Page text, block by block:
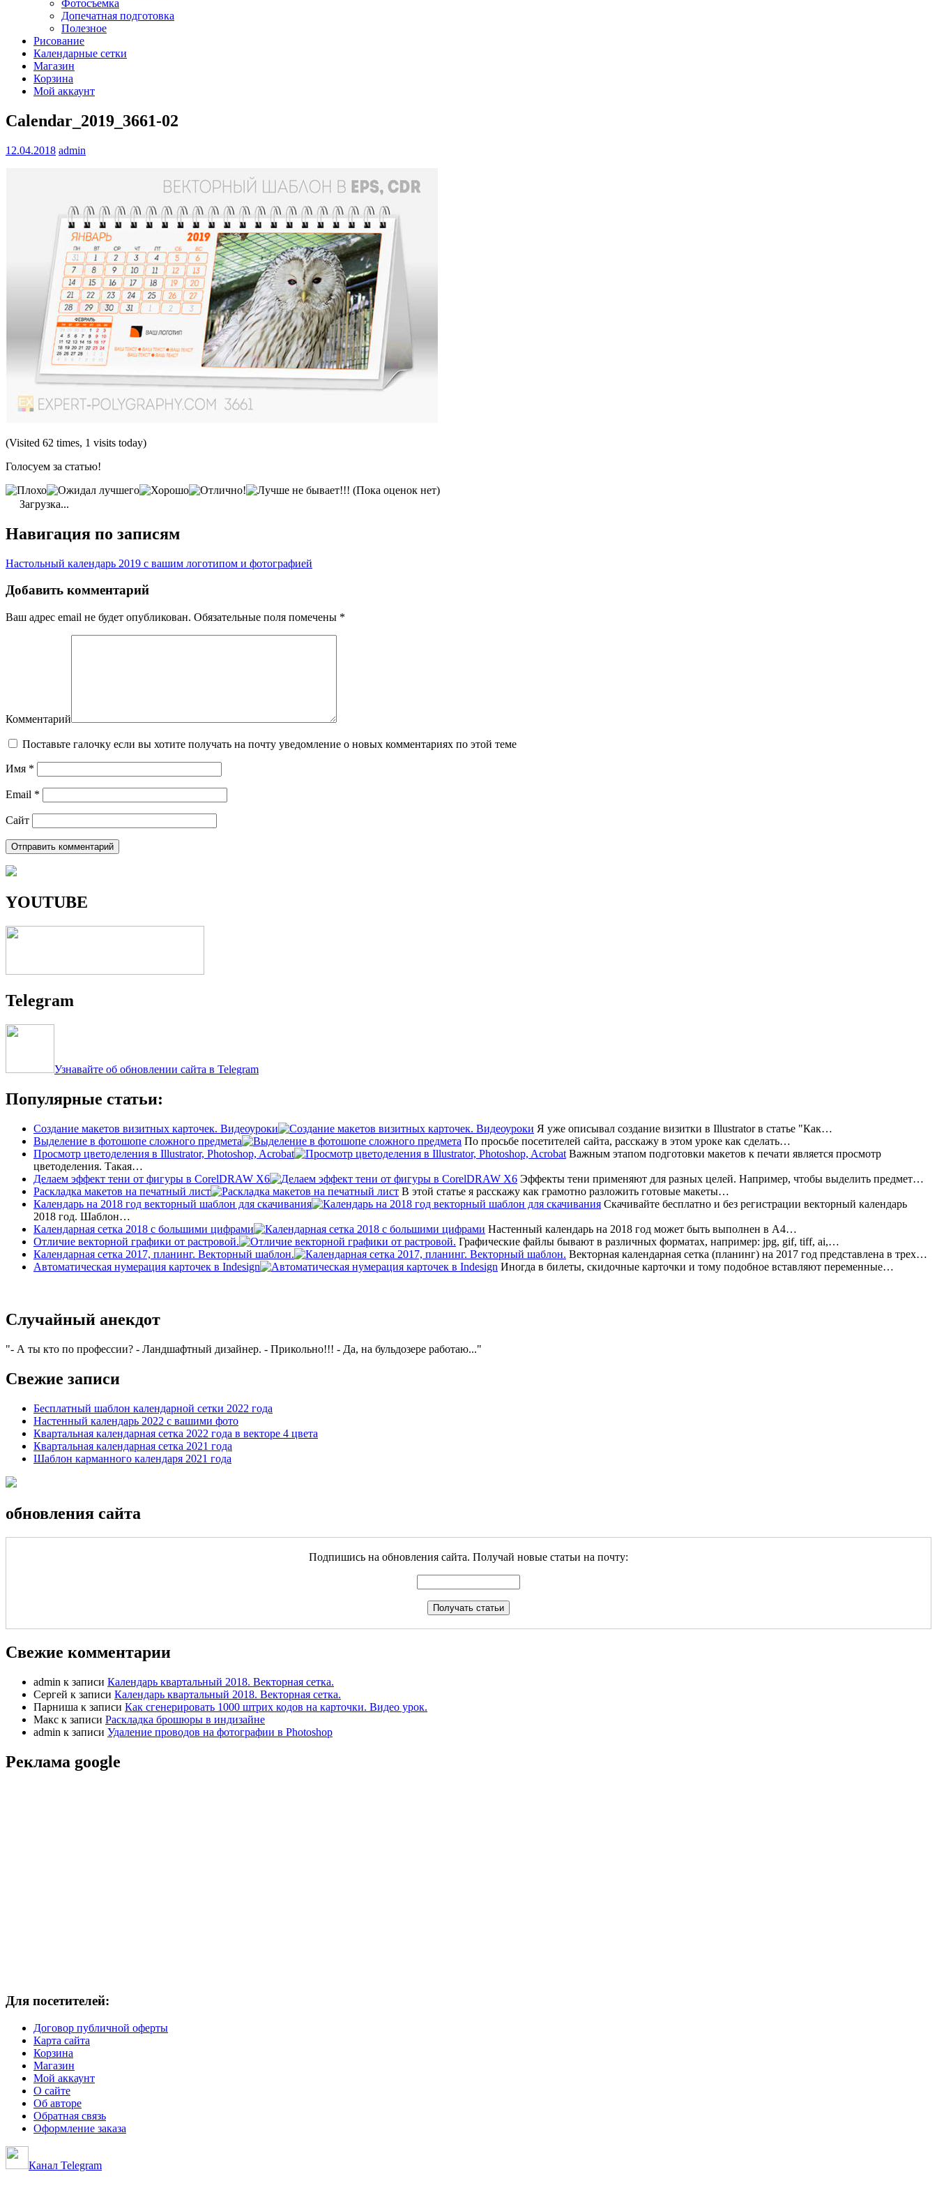
Фотосъемка
Допечатная подготовка
Полезное
Рисование
Календарные сетки
Магазин
Корзина
Мой аккаунт
Calendar_2019_3661-02
12.04.2018 admin
(Visited 62 times, 1 visits today)
Голосуем за статью!
(Пока оценок нет)
Загрузка...
Навигация по записям
Настольный календарь 2019 с вашим логотипом и фотографией
Добавить комментарий
Ваш адрес email не будет опубликован. Обязательные поля помечены *
Комментарий
Поставьте галочку если вы хотите получать на почту уведомление о новых комментариях по этой теме
Имя *
Email *
Сайт
YOUTUBE
Telegram
Узнавайте об обновлении сайта в Telegram
Популярные статьи:
Создание макетов визитных карточек. Видеоуроки
Я уже описывал создание визитки в Illustrator в статье "Как…
Выделение в фотошопе сложного предмета
По просьбе посетителей сайта, расскажу в этом уроке как сделать…
Просмотр цветоделения в Illustrator, Photoshop, Acrobat
Важным этапом подготовки макетов к печати является просмотр
цветоделения. Такая…
Делаем эффект тени от фигуры в CorelDRAW X6
Эффекты тени применяют для разных целей. Например, чтобы выделить предмет…
Раскладка макетов на печатный лист
В этой статье я расскажу как грамотно разложить готовые макеты…
Календарь на 2018 год векторный шаблон для скачивания
Скачивайте бесплатно и без регистрации векторный календарь
2018 год. Шаблон…
Календарная сетка 2018 с большими цифрами
Настенный календарь на 2018 год может быть выполнен в А4…
Отличие векторной графики от растровой.
Графические файлы бывают в различных форматах, например: jpg, gif, tiff, ai,…
Календарная сетка 2017, планинг. Векторный шаблон.
Векторная календарная сетка (планинг) на 2017 год представлена в трех…
Автоматическая нумерация карточек в Indesign
Иногда в билеты, скидочные карточки и тому подобное вставляют переменные…
Случайный анекдот
- А ты кто по профессии? - Ландшафтный дизайнер. - Прикольно!!! - Да, на бульдозере работаю...
Свежие записи
Бесплатный шаблон календарной сетки 2022 года
Настенный календарь 2022 с вашими фото
Квартальная календарная сетка 2022 года в векторе 4 цвета
Квартальная календарная сетка 2021 года
Шаблон карманного календаря 2021 года
обновления сайта
Подпишись на обновления сайта. Получай новые статьи на почту:
Свежие комментарии
admin к записи Календарь квартальный 2018. Векторная сетка.
Сергей к записи Календарь квартальный 2018. Векторная сетка.
Парниша к записи Как сгенерировать 1000 штрих кодов на карточки. Видео урок.
Макс к записи Раскладка брошюры в индизайне
admin к записи Удаление проводов на фотографии в Photoshop
Реклама google
Для посетителей:
Договор публичной оферты
Карта сайта
Корзина
Магазин
Мой аккаунт
О сайте
Об авторе
Обратная связь
Оформление заказа
Канал Telegram